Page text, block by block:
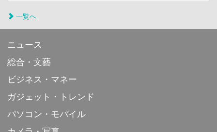
一覧へ
ニュース
総合・文藝
ビジネス・マネー
ガジェット・トレンド
パソコン・モバイル